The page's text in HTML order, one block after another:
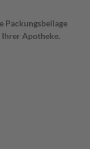
Packungsbeilage
Apotheke.